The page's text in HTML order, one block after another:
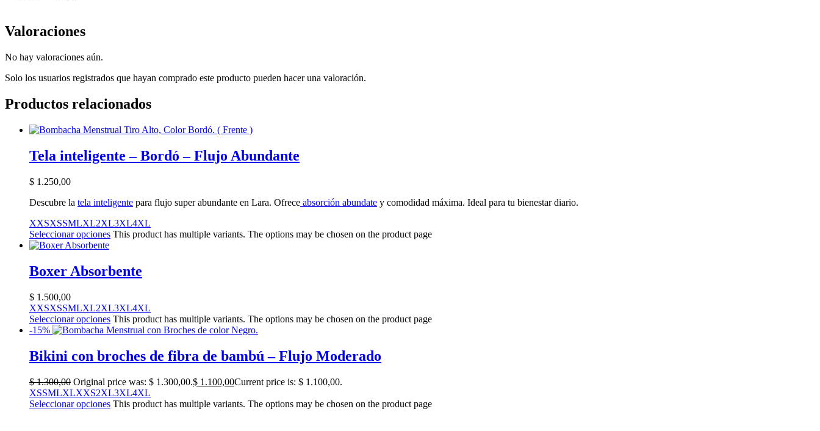
Valoraciones
No hay valoraciones aún.
Solo los usuarios registrados que hayan comprado este producto pueden hacer una valoración.
Productos relacionados
Tela inteligente – Bordó – Flujo Abundante
$ 1.250,00
Descubre la tela inteligente para flujo super abundante en Lara. Ofrece absorción abundate y comodidad máxima. Ideal para tu bienestar diario.
XXSXSSMLXL2XL3XL4XL
Seleccionar opciones This product has multiple variants. The options may be chosen on the product page
Boxer Absorbente
$ 1.500,00
XXSXSSMLXL2XL3XL4XL
Seleccionar opciones This product has multiple variants. The options may be chosen on the product page
-15%
Bikini con broches de fibra de bambú – Flujo Moderado
$1.300,00 Original price was: $ 1.300,00.$ 1.100,00Current price is: $ 1.100,00.
XSSMLXLXXS2XL3XL4XL
Seleccionar opciones This product has multiple variants. The options may be chosen on the product page